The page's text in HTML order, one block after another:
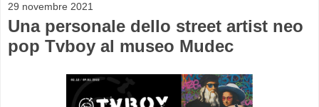
29 novembre 2021
Una personale dello street artist neo
pop Tvboy al museo Mudec